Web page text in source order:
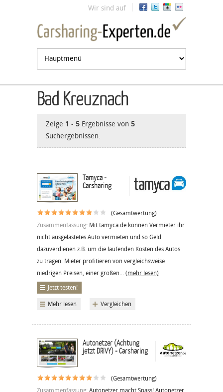
Jump to navigation
Wir sind auf
Bad Kreuznach
Zeige 1 - 5 Ergebnisse von 5
Suchergebnissen.
Tamyca -
Carsharing
(Gesamtwertung)
Zusammenfassung: Mit tamyca.de können Vermieter ihr
nicht ausgelastetes Auto vermieten und so Geld
dazuverdienen z.B. um die laufenden Kosten des Autos
zu tragen. Mieter profitieren von vergleichsweise
niedrigen Preisen, einer großen... (mehr lesen)
Jetzt testen!
Mehr lesen Vergleichen
Autonetzer (Achtung
jetzt DRIVY) - Carsharing
(Gesamtwertung)
Zusammenfassung: Autonetzer macht Spass! Autonetzer